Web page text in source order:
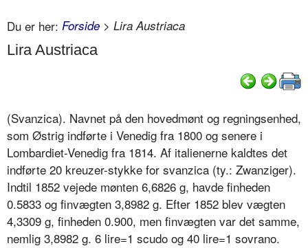
Du er her: Forside > Lira Austriaca
Lira Austriaca
(Svanzica). Navnet på den hovedmønt og regningsenhed,
som Østrig indførte i Venedig fra 1800 og senere i
Lombardiet-Venedig fra 1814. Af italienerne kaldtes det
indførte 20 kreuzer-stykke for svanzica (ty.: Zwanziger).
Indtil 1852 vejede mønten 6,6826 g, havde finheden
0.5833 og finvægten 3,8982 g. Efter 1852 blev vægten
4,3309 g, finheden 0.900, men finvægten var det samme,
nemlig 3,8982 g. 6 lire=1 scudo og 40 lire=1 sovrano.